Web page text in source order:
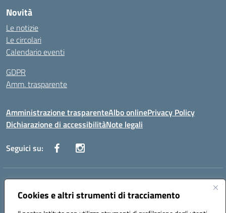
Cookies e altri strumenti di tracciamento
Novità
Le notizie
Le circolari
Calendario eventi
GDPR
Amm. trasparente
Amministrazione trasparenteAlbo onlinePrivacy Policy
Dichiarazione di accessibilitàNote legali
Seguici su:
Indirizzo:
Centralino:+39 080 2446680 Email:baic882008@istruzione.it